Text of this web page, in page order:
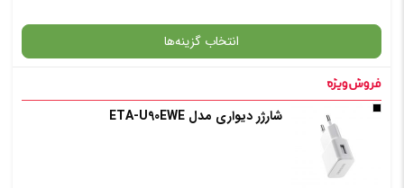
✧ چت با پشتیبان واتس آپ
انتخاب گزینه‌ها
گارانتی
انتخاب رنگ
شارژر دیواری مدل ETA-U90EWE